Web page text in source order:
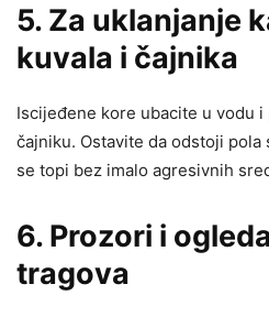
5. Za uklanjanje
kuvala i čajnika
Iscijeđene kore ubacite u vodu
čajniku. Ostavite da odstoji pola
se topi bez imalo agresivnih
6. Prozori i
tragova